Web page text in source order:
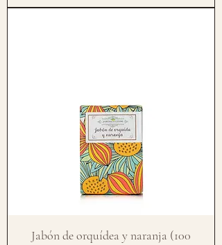
Jabón de orquídea y naranja (100